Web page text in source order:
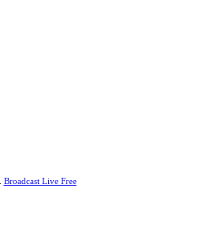
Broadcast Live Free